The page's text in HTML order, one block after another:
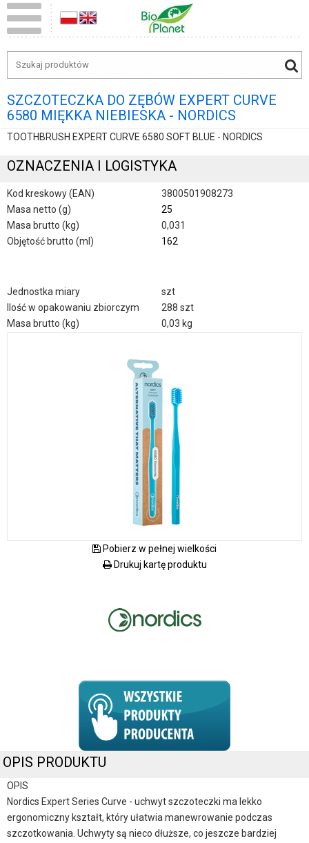
SZCZOTECZKA DO ZĘBÓW EXPERT CURVE
6580 MIĘKKA NIEBIESKA - NORDICS
TOOTHBRUSH EXPERT CURVE 6580 SOFT BLUE - NORDICS
OZNACZENIA I LOGISTYKA
Kod kreskowy (EAN)
3800501908273
Masa netto (g)
25
Masa brutto (kg)
0,031
Objętość brutto (ml)
162
Jednostka miary
szt
Ilość w opakowaniu zbiorczym
288 szt
Masa brutto (kg)
0,03 kg
Pobierz w pełnej wielkości
Drukuj kartę produktu
OPIS PRODUKTU
OPIS
Nordics Expert Series Curve - uchwyt szczoteczki ma lekko
ergonomiczny kształt, który ułatwia manewrowanie podczas
szczotkowania. Uchwyty są nieco dłuższe, co jeszcze bardziej